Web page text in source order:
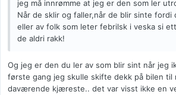
jeg må innrømme at jeg er den som ler
Når de sklir og faller,når de blir sinte fordi
eller av folk som leter febrilsk i veska si
de aldri rakk!
Og jeg er den du ler av som blir sint når jeg
første gang jeg skulle skifte dekk på bilen til
daværende kjæreste.. det var visst ikke en